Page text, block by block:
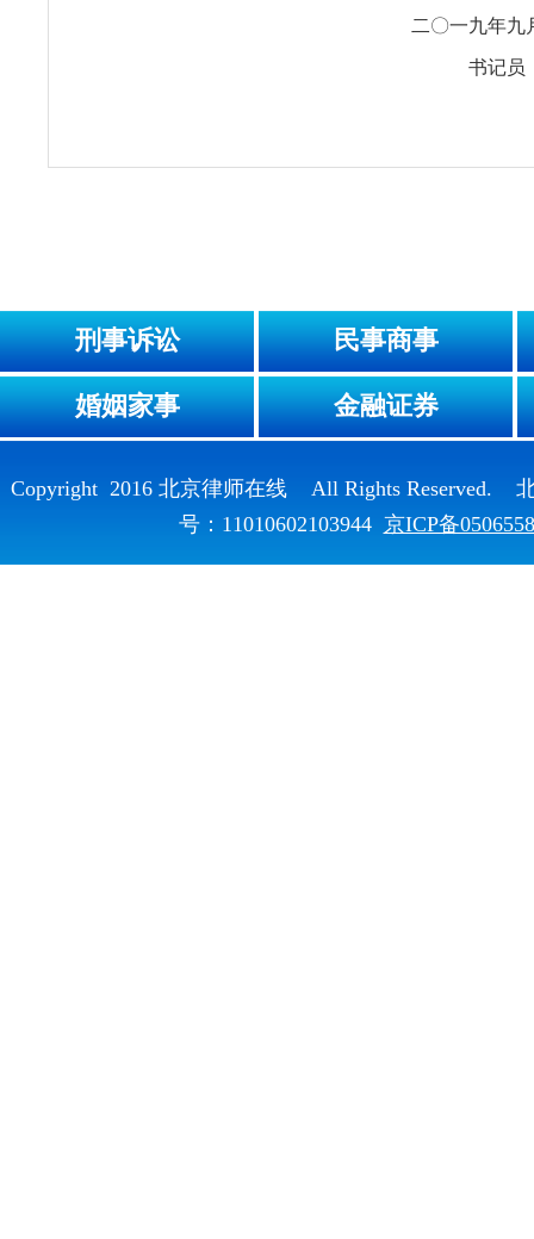
二〇一九年九
书记
刑事诉讼 民事商事
婚姻家事 金融证券
Copyright 2016 北京律师在线 All Rights Reserved.
号：11010602103944 京ICP备